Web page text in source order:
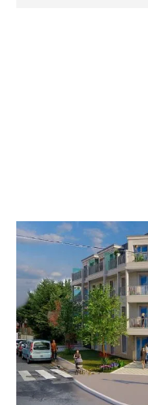
STE GENEVIEVE
, 2 pièces
Ref : 24319
Appartement
214
Découvrez ce
au 2ème étage